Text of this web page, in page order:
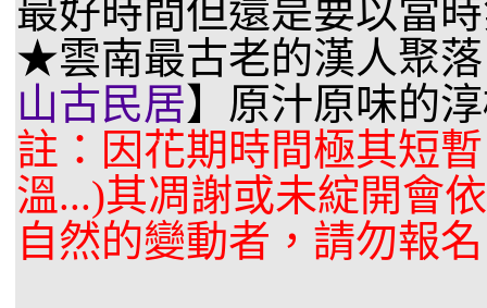
最好時間但還是要以當
★雲南最古老的漢人聚
山古民居】原汁原味的
註：因花期時間極其短
溫...)其凋謝或未綻開會
自然的變動者，請勿報